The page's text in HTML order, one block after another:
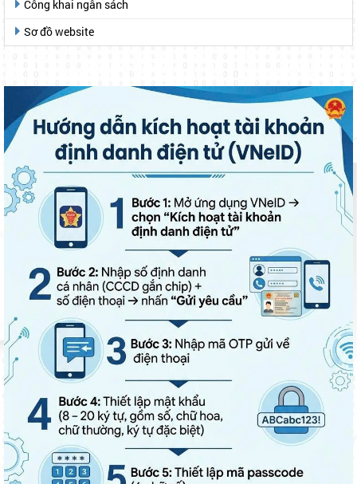
Công khai ngân sách
Sơ đồ website